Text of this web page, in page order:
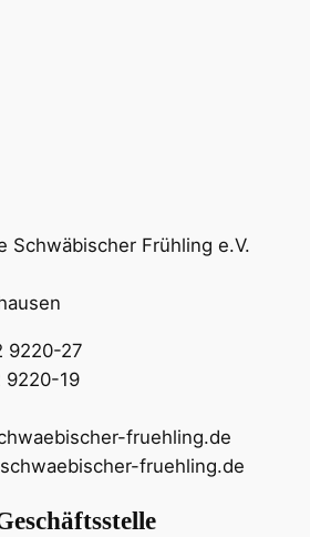
Schwäbischer Frühling e.V.
9220-27
9220-19
fruehling.de
fruehling.de